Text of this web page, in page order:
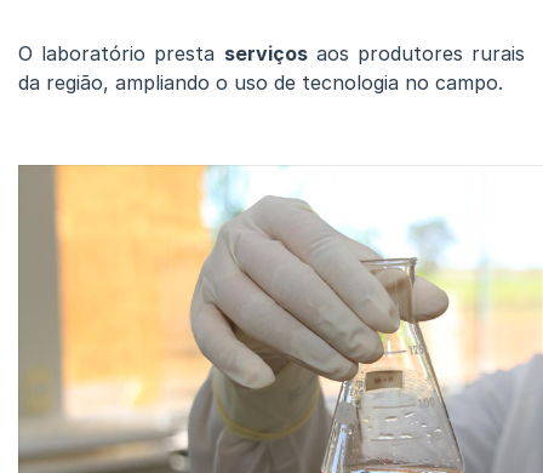
O laboratório presta serviçosaos produtores rurais
da região, ampliando o uso de tecnologia no campo.